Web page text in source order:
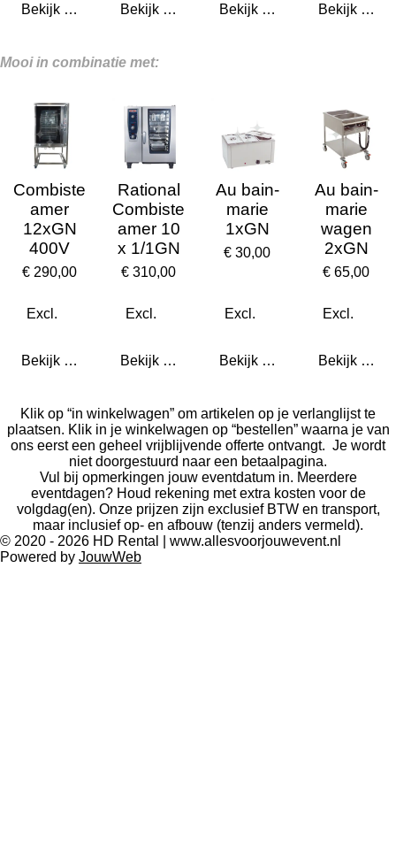
Bekijk details Bekijk details Bekijk details Bekijk
Mooi in combinatie met:
Combiste
amer
12xGN
400V
€ 290,00
Bekijk details
Rational
Combiste
amer 10
x 1/1GN
€ 310,00
Bekijk details
Au bain-
marie
1xGN
€ 30,00
Bekijk details
Au bain-
marie
wagen
2xGN
€ 65,00
Bekijk
Klik op “in winkelwagen” om artikelen op je verlanglijst te
plaatsen. Klik in je winkelwagen op “bestellen” waarna je van
ons eerst een geheel vrijblijvende offerte ontvangt. Je wordt
niet doorgestuurd naar een betaalpagina.
Vul bij opmerkingen jouw eventdatum in. Meerdere
eventdagen? Houd rekening met extra kosten voor de
volgdag(en). Onze prijzen zijn exclusief BTW en transport,
maar inclusief op- en afbouw (tenzij anders vermeld).
© 2020 - 2026 HD Rental | www.allesvoorjouwevent.nl
Powered by JouwWeb